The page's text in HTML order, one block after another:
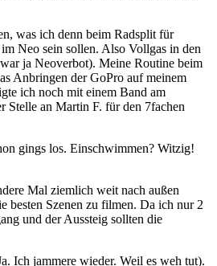
was ich denn beim Radsplit für
Neo sein sollen. Also Vollgas in den
ja Neoverbot). Meine Routine beim
Anbringen der GoPro auf meinem
ich noch mit einem Band am
Stelle an Martin F. für den 7fachen
gings los. Einschwimmen? Witzig!
Mal ziemlich weit nach außen
besten Szenen zu filmen. Da ich nur 2
und der Aussteig sollten die
Ich jammere wieder. Weil es weh tut).